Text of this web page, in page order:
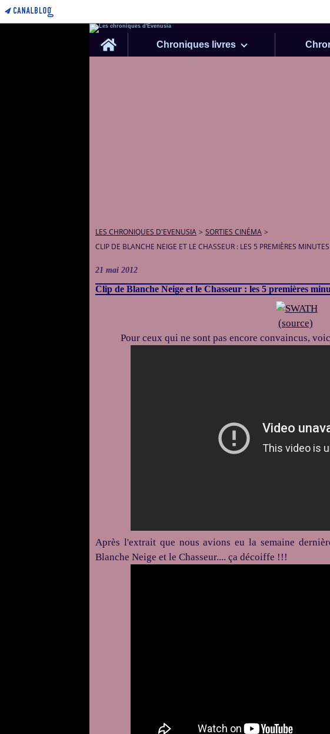
Home
Chroniques livres
LES CHRONIQUES D'EVENUSIA > SORTIES CINÉMA >
CLIP DE BLANCHE NEIGE ET LE CHASSEUR : LES 5 PREMIÈRES
21 mai 2012
Clip de Blanche Neige et le Chasseur : les 5 premières
(source)
Pour ceux qui ne sont pas encore convaincus,
Après l'extrait que nous avions eu la semaine
Blanche Neige et le Chasseur.... ça décoiffe !!!